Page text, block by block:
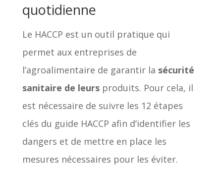
quotidienne
Le HACCP est un outil pratique qui
permet aux entreprises de
l’agroalimentaire de garantir la sécurité
sanitaire de leursproduits. Pour cela, il
est nécessaire de suivre les 12 étapes
clés du guide HACCP afin d’identifier les
dangers et de mettre en place les
mesures nécessaires pour les éviter.